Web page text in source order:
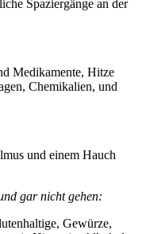
Spaziergänge an der
Medikamente, Hitze
Chemikalien, und
und einem Hauch
gar nicht gehen:
Gewürze,